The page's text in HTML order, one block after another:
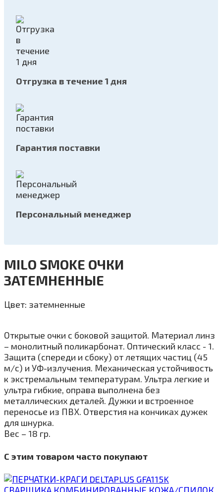
Отгрузка в течение 1 дня
Гарантия поставки
Персональный менеджер
MILO SMOKE ОЧКИ
ЗАТЕМНЕННЫЕ
Цвет: затемненные
Открытые очки с боковой защитой. Материал линз
– монолитный поликарбонат. Оптический класс - 1.
Защита (спереди и сбоку) от летящих частиц (45
м/с) и УФ-излучения. Механическая устойчивость
к экстремальным температурам. Ультра легкие и
ультра гибкие, оправа выполнена без
металлических деталей. Дужки и встроенное
переносье из ПВХ. Отверстия на кончиках дужек
для шнурка.
Вес – 18 гр.
С этим товаром часто покупают